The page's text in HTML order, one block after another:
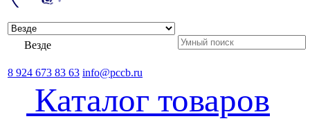
Везде
8 924 673 83 63 info@pccb.ru
Каталог товаров